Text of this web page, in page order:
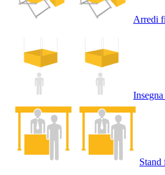
Arredi
Insegna